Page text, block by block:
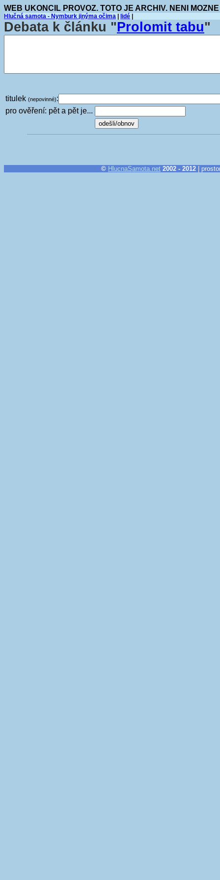
WEB UKONCIL PROVOZ. TOTO JE ARCHIV. NENI
Hlučná samota - Nymburk jinýma očima lidé
Debata k článku "Prolomit tabu"
titulek (nepovinné):
pro ověření: pět a pět je...
© HlucnaSamota.net 2002 - 2012 |